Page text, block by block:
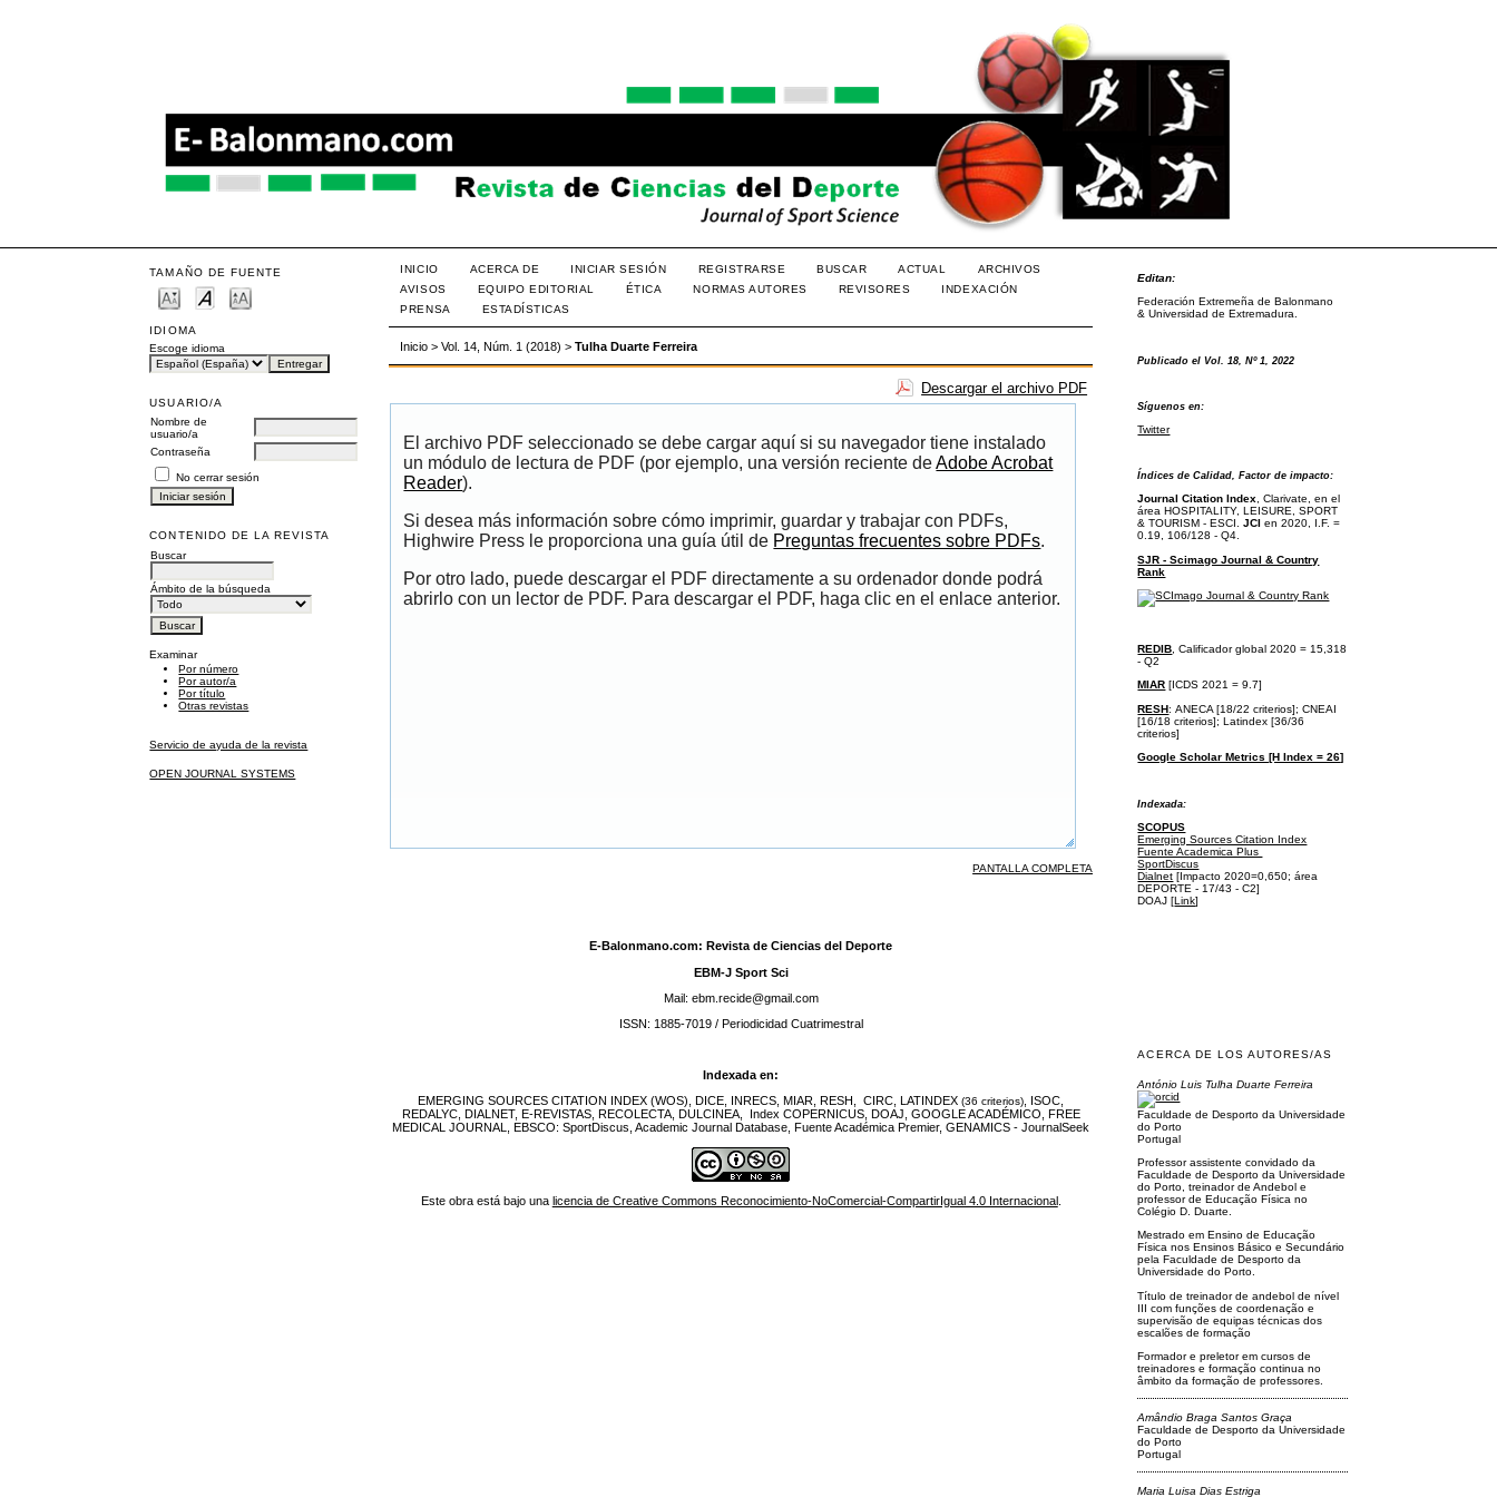
TAMAÑO DE FUENTE
IDIOMA
Escoge idioma
USUARIO/A
Nombre de
usuario/a
Contraseña
No cerrar sesión
CONTENIDO DE LA REVISTA
Buscar
Ámbito de la búsqueda
Examinar
Por número
Por autor/a
Por título
Otras revistas
Servicio de ayuda de la revista
OPEN JOURNAL SYSTEMS
Editan:
Federación Extremeña de Balonmano
& Universidad de Extremadura.
Publicado el Vol. 18, Nº 1, 2022
Síguenos en:
Twitter
Índices de Calidad, Factor de impacto:
Journal Citation Index, Clarivate, en el
áreaHOSPITALITY, LEISURE, SPORT
& TOURISM - ESCI. JCI en 2020, I.F. =
0.19, 106/128 - Q4.
SJR - Scimago Journal & Country
Rank
REDIB , Calificador global 2020 = 15,318
- Q2
MIAR [ICDS 2021 = 9.7]
RESH:ANECA [18/22 criterios];CNEAI
[16/18 criterios];Latindex [36/36
criterios]
Google Scholar Metrics [H Index = 26]
Indexada:
SCOPUS
Emerging Sources Citation Index
Fuente Academica Plus
SportDiscus
Dialnet [Impacto 2020=0,650; área
DEPORTE - 17/43 - C2]
DOAJ [Link]
ACERCA DE LOS AUTORES/AS
António Luis Tulha Duarte Ferreira
Faculdade de Desporto da Universidade
do Porto
Portugal
Professor assistente convidado da
Faculdade de Desporto da Universidade
do Porto, treinador de Andebol e
professor de Educação Física no
Colégio D. Duarte.
Mestrado em Ensino de Educação
Física nos Ensinos Básico e Secundário
pela Faculdade de Desporto da
Universidade do Porto.
Título de treinador de andebol de nível
III com funções de coordenação e
supervisão de equipas técnicas dos
escalões de formação
Formador e preletor em cursos de
treinadores e formação continua no
âmbito da formação de professores.
Amândio Braga Santos Graça
Faculdade de Desporto da Universidade
do Porto
Portugal
Maria Luisa Dias Estriga
INICIO ACERCA DE INICIAR SESIÓN REGISTRARSE BUSCAR ACTUAL
ARCHIVOS
AVISOS
EQUIPO EDITORIAL ÉTICA NORMAS AUTORES REVISORES
INDEXACIÓN
PRENSA
ESTADÍSTICAS
Inicio >Vol. 14, Núm. 1 (2018) >Tulha Duarte Ferreira
Descargar el archivo PDF
El archivo PDF seleccionado se debe cargar aquí si su navegador tiene instalado
un módulo de lectura de PDF (por ejemplo, una versión reciente deAdobe Acrobat
Reader).
Si desea más información sobre cómo imprimir, guardar y trabajar con PDFs,
Highwire Press le proporciona una guía útil de Preguntas frecuentes sobre PDFs.
Por otro lado, puede descargar el PDF directamente a su ordenador donde podrá
abrirlo con un lector de PDF. Para descargar el PDF, haga clic en el enlace anterior.
PANTALLA COMPLETA
E-Balonmano.com: Revista de Ciencias del Deporte
EBM-J Sport Sci
Mail: ebm.recide@gmail.com
ISSN: 1885-7019 / Periodicidad Cuatrimestral
Indexada en:
EMERGING SOURCES CITATION INDEX (WOS), DICE, INRECS, MIAR, RESH, CIRC, LATINDEX(36 criterios), ISOC,
REDALYC, DIALNET, E-REVISTAS, RECOLECTA, DULCINEA, Index COPERNICUS, DOAJ, GOOGLE ACADÉMICO, FREE
MEDICAL JOURNAL, EBSCO: SportDiscus, Academic Journal Database, Fuente Académica Premier, GENAMICS - JournalSeek
Este obra está bajo una licencia de Creative Commons Reconocimiento-NoComercial-CompartirIgual 4.0 Internacional.